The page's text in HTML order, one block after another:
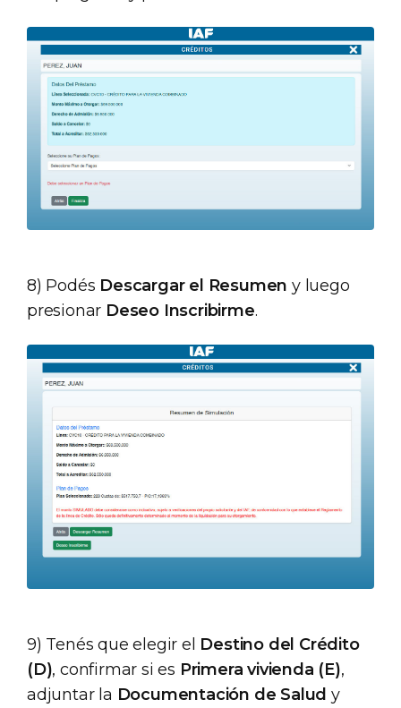
8) Podés Descargar el Resumen y luego
presionar Deseo Inscribirme.
9) Tenés que elegir el Destino del Crédito
(D), confirmar si es Primera vivienda (E),
adjuntar la Documentación de Salud y